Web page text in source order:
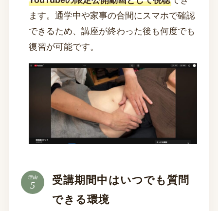
ます。通学中や家事の合間にスマホで確認
できるため、講座が終わった後も何度でも
復習が可能です。
理由
受講期間中はいつでも質問
できる環境